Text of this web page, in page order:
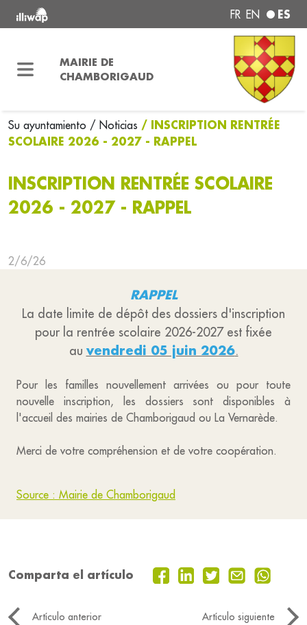
FR EN ES
MAIRIE DE
CHAMBORIGAUD
Su ayuntamiento / Noticias / INSCRIPTION RENTRÉE
SCOLAIRE 2026 - 2027 - RAPPEL
INSCRIPTION RENTRÉE SCOLAIRE
2026 - 2027 - RAPPEL
2/6/26
RAPPEL
La date limite de dépôt des dossiers d'inscription
pour la rentrée scolaire 2026-2027 est fixée
au vendredi 05 juin 2026.
Pour les familles nouvellement arrivées ou pour toute
nouvelle inscription, les dossiers sont disponibles à
l'accueil des mairies de Chamborigaud ou La Vernarède.
Merci de votre compréhension et de votre coopération.
Source : Mairie de Chamborigaud
Comparta el artículo
Artículo anterior
Artículo siguiente